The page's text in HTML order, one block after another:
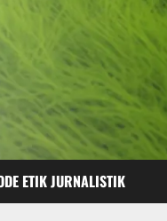
ETIK JURNALISTIK